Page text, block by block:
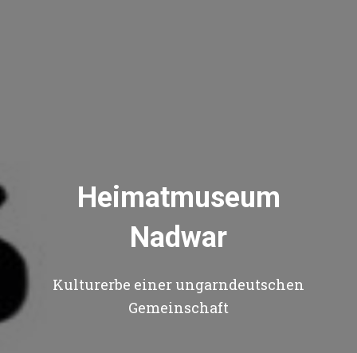
Heimatmuseum
Nadwar
Kulturerbe einer ungarndeutschen
Gemeinschaft